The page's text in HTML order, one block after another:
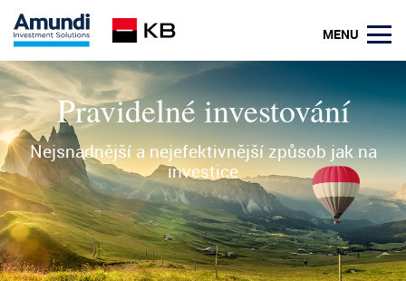
MENU
Pravidelné investování
Nejsnadnější a nejefektivnější způsob jak na
investice